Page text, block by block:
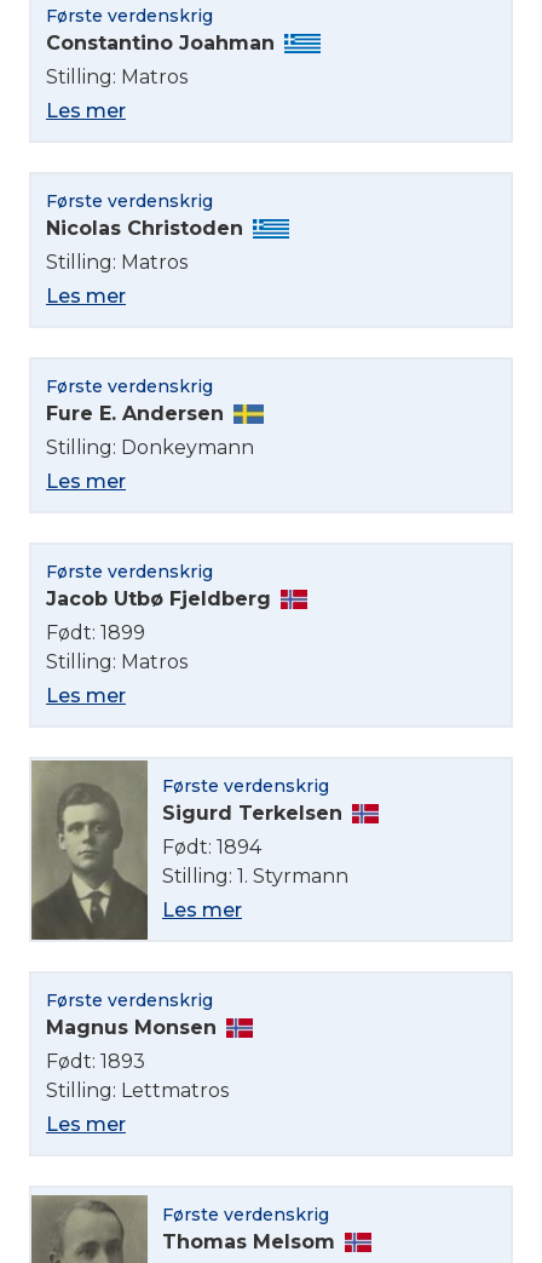
Første verdenskrig
Constantino Joahman
Stilling: Matros
Les mer
Første verdenskrig
Nicolas Christoden
Stilling: Matros
Les mer
Første verdenskrig
Fure E. Andersen
Stilling: Donkeymann
Les mer
Første verdenskrig
Jacob Utbø Fjeldberg
Født: 1899
Stilling: Matros
Les mer
Første verdenskrig
Sigurd Terkelsen
Født: 1894
Stilling: 1. Styrmann
Les mer
Første verdenskrig
Magnus Monsen
Født: 1893
Stilling: Lettmatros
Les mer
Første verdenskrig
Thomas Melsom
Velg språk
Norsk bokmål